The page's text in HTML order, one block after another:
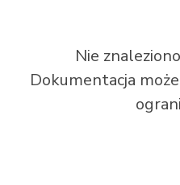
Nie
Dokumentacja